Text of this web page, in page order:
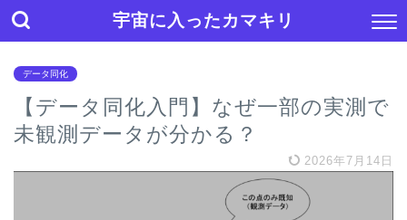
宇宙に入ったカマキリ
データ同化
【データ同化入門】なぜ一部の実測で
未観測データが分かる？
2026年7月14日